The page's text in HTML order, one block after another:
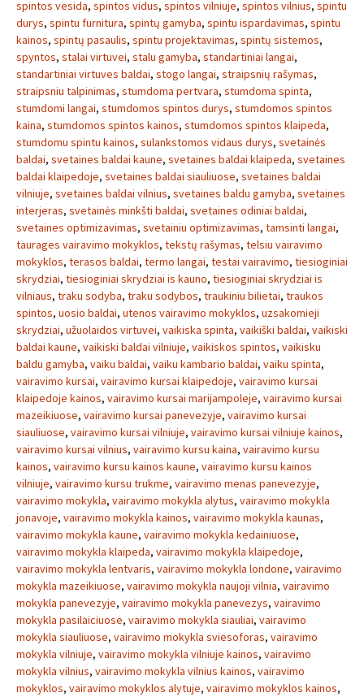
spintos vesida, spintos vidus, spintos vilniuje, spintos vilnius, spintu
durys, spintu furnitura, spintų gamyba, spintu ispardavimas, spintu
kainos, spintų pasaulis, spintu projektavimas, spintų sistemos,
spyntos, stalai virtuvei, stalu gamyba, standartiniai langai,
standartiniai virtuves baldai, stogo langai, straipsnių rašymas,
straipsniu talpinimas, stumdoma pertvara, stumdoma spinta,
stumdomi langai, stumdomos spintos durys, stumdomos spintos
kaina, stumdomos spintos kainos, stumdomos spintos klaipeda,
stumdomu spintu kainos, sulankstomos vidaus durys, svetainės
baldai, svetaines baldai kaune, svetaines baldai klaipeda, svetaines
baldai klaipedoje, svetaines baldai siauliuose, svetaines baldai
vilniuje, svetaines baldai vilnius, svetaines baldu gamyba, svetaines
interjeras, svetainės minkšti baldai, svetaines odiniai baldai,
svetaines optimizavimas, svetainiu optimizavimas, tamsinti langai,
taurages vairavimo mokyklos, tekstų rašymas, telsiu vairavimo
mokyklos, terasos baldai, termo langai, testai vairavimo, tiesioginiai
skrydziai, tiesioginiai skrydziai is kauno, tiesioginiai skrydziai is
vilniaus, traku sodyba, traku sodybos, traukiniu bilietai, traukos
spintos, uosio baldai, utenos vairavimo mokyklos, uzsakomieji
skrydziai, užuolaidos virtuvei, vaikiska spinta, vaikiški baldai, vaikiski
baldai kaune, vaikiski baldai vilniuje, vaikiskos spintos, vaikisku
baldu gamyba, vaiku baldai, vaiku kambario baldai, vaiku spinta,
vairavimo kursai, vairavimo kursai klaipedoje, vairavimo kursai
klaipedoje kainos, vairavimo kursai marijampoleje, vairavimo kursai
mazeikiuose, vairavimo kursai panevezyje, vairavimo kursai
siauliuose, vairavimo kursai vilniuje, vairavimo kursai vilniuje kainos,
vairavimo kursai vilnius, vairavimo kursu kaina, vairavimo kursu
kainos, vairavimo kursu kainos kaune, vairavimo kursu kainos
vilniuje, vairavimo kursu trukme, vairavimo menas panevezyje,
vairavimo mokykla, vairavimo mokykla alytus, vairavimo mokykla
jonavoje, vairavimo mokykla kainos, vairavimo mokykla kaunas,
vairavimo mokykla kaune, vairavimo mokykla kedainiuose,
vairavimo mokykla klaipeda, vairavimo mokykla klaipedoje,
vairavimo mokykla lentvaris, vairavimo mokykla londone, vairavimo
mokykla mazeikiuose, vairavimo mokykla naujoji vilnia, vairavimo
mokykla panevezyje, vairavimo mokykla panevezys, vairavimo
mokykla pasilaiciuose, vairavimo mokykla siauliai, vairavimo
mokykla siauliuose, vairavimo mokykla sviesoforas, vairavimo
mokykla vilniuje, vairavimo mokykla vilniuje kainos, vairavimo
mokykla vilnius, vairavimo mokykla vilnius kainos, vairavimo
mokyklos, vairavimo mokyklos alytuje, vairavimo mokyklos kainos,